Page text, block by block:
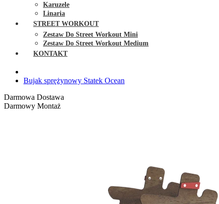
Karuzele
Linaria
STREET WORKOUT
Zestaw Do Street Workout Mini
Zestaw Do Street Workout Medium
KONTAKT
Bujak sprężynowy Statek Ocean
Darmowa Dostawa
Darmowy Montaż